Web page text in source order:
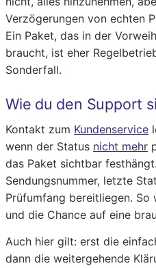
Verzögerungen von echten
Ein Paket, das in der
braucht, ist eher
Sonderfall.
Wie du den Support
Kontakt zum Kundenservice
wenn der Status nicht mehr
das Paket sichtbar
Sendungsnummer, letzte
Prüfumfang bereitliegen.
und die Chance auf eine
Auch hier gilt: erst die
dann die weitergehende